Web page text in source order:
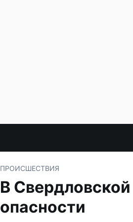
ПРОИСШЕСТВИЯ
В
опасности